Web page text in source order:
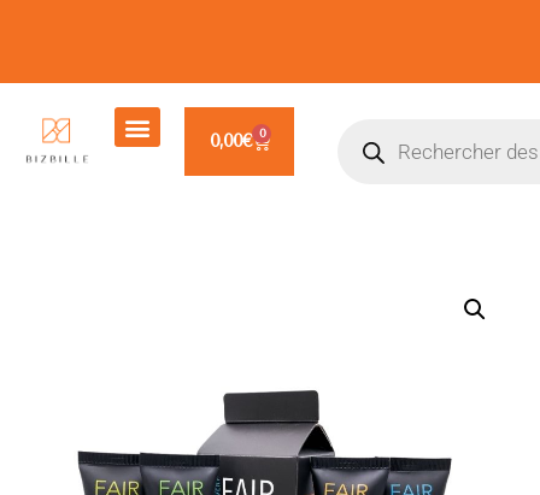
0,00€ 0